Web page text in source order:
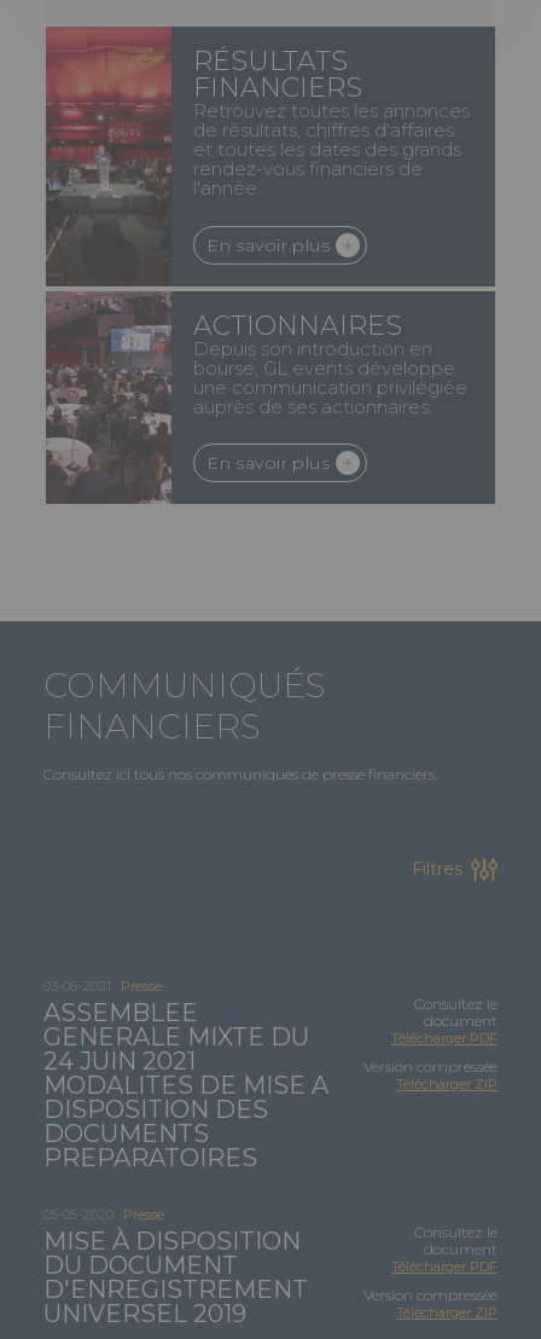
RÉSULTATS
FINANCIERS
Retrouvez toutes les annonces
de résultats, chiffres d'affaires
et toutes les dates des grands
rendez-vous financiers de
l'année.
En savoir plus
ACTIONNAIRES
Depuis son introduction en
bourse, GL events développe
une communication privilégiée
auprès de ses actionnaires.
En savoir plus
COMMUNIQUÉS
FINANCIERS
Consultez ici tous nos communiqués de presse financiers.
Filtres
03-06-2021 Presse
ASSEMBLEE
GENERALE MIXTE DU
24 JUIN 2021
MODALITES DE MISE A
DISPOSITION DES
DOCUMENTS
PREPARATOIRES
Consultez le
document
Télécharger PDF
Version compressée
Télécharger ZIP
05-05-2020 Presse
MISE À DISPOSITION
DU DOCUMENT
D'ENREGISTREMENT
UNIVERSEL 2019
Consultez le
document
Télécharger PDF
Version compressée
Télécharger ZIP